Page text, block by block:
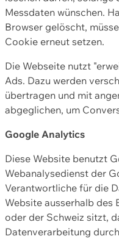
Messdaten wünschen.
Browser gelöscht,
Cookie erneut setzen.
Die Webseite nutzt
Ads. Dazu werden
übertragen und mit
abgeglichen, um
Google Analytics
Diese Website benutzt
Webanalysedienst der
Verantwortliche für die
Website ausserhalb des
oder der Schweiz sitzt,
Datenverarbeitung